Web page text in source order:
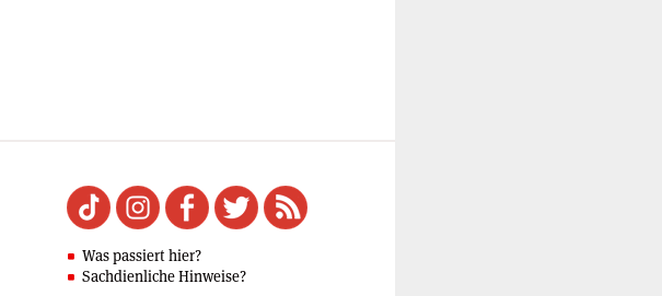
Was passiert hier?
Sachdienliche Hinweise?